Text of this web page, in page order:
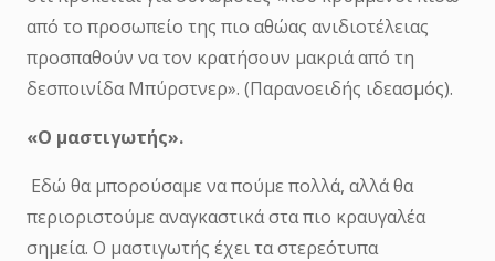
από το προσωπείο της πιο αθώας ανιδιοτέλειας
προσπαθούν να τον κρατήσουν μακριά από τη
δεσποινίδα Μπύρστνερ». (Παρανοειδής ιδεασμός).
«Ο μαστιγωτής».
Εδώ θα μπορούσαμε να πούμε πολλά, αλλά θα
περιοριστούμε αναγκαστικά στα πιο κραυγαλέα
σημεία. Ο μαστιγωτής έχει τα στερεότυπα